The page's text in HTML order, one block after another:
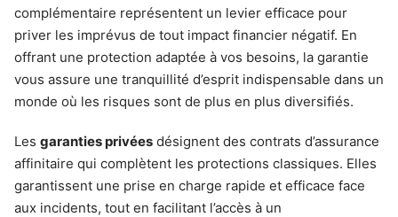
complémentaire représentent un levier efficace pour
priver les imprévus de tout impact financier négatif. En
offrant une protection adaptée à vos besoins, la garantie
vous assure une tranquillité d’esprit indispensable dans un
monde où les risques sont de plus en plus diversifiés.
Les garanties privées désignent des contrats d’assurance
affinitaire qui complètent les protections classiques. Elles
garantissent une prise en charge rapide et efficace face
aux incidents, tout en facilitant l’accès à un